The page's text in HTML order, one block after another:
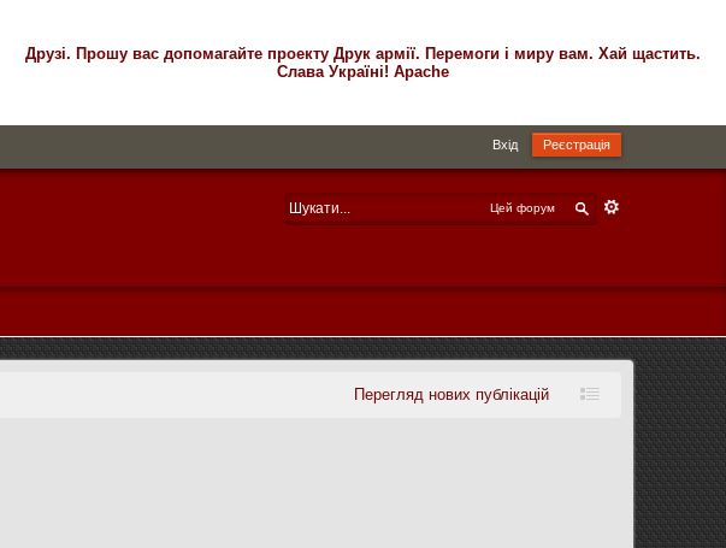
Друзі. Прошу вас допомагайте проекту Друк армії. Перемоги і миру вам. Хай щастить.
Слава Україні! Apache
Вхід Реєстрація
Цей форум
Перегляд нових публікацій